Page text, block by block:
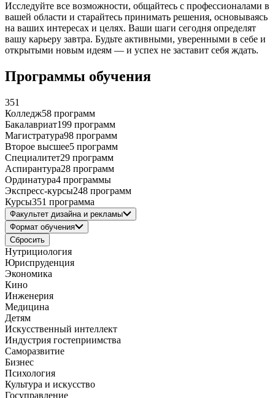
Исследуйте все возможности, общайтесь с профессионалами в
вашей области и старайтесь принимать решения, основываясь
на ваших интересах и целях. Ваши шаги сегодня определят
вашу карьеру завтра. Будьте активными, уверенными в себе и
открытыми новым идеям — и успех не заставит себя ждать.
Программы обучения
351
Колледж58 программ
Бакалавриат199 программ
Магистратура98 программ
Второе высшее5 программ
Специалитет29 программ
Аспирантура28 программ
Ординатура4 программы
Экспресс-курсы248 программ
Курсы351 программа
Факультет дизайна и рекламы
Формат обучения
Сбросить
Нутрициология
Юриспруденция
Экономика
Кино
Инженерия
Медицина
Детям
Искусственный интеллект
Индустрия гостеприимства
Саморазвитие
Бизнес
Психология
Культура и искусство
Госуправление